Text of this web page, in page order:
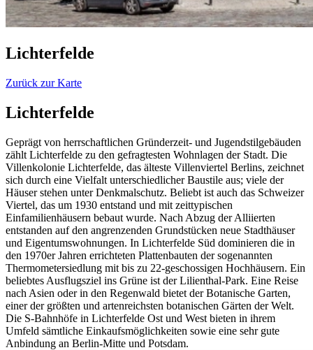
Lichterfelde
Zurück zur Karte
Lichterfelde
Geprägt von herrschaftlichen Gründerzeit- und Jugendstilgebäuden
zählt Lichterfelde zu den gefragtesten Wohnlagen der Stadt. Die
Villenkolonie Lichterfelde, das älteste Villenviertel Berlins, zeichnet
sich durch eine Vielfalt unterschiedlicher Baustile aus; viele der
Häuser stehen unter Denkmalschutz. Beliebt ist auch das Schweizer
Viertel, das um 1930 entstand und mit zeittypischen
Einfamilienhäusern bebaut wurde. Nach Abzug der Alliierten
entstanden auf den angrenzenden Grundstücken neue Stadthäuser
und Eigentumswohnungen. In Lichterfelde Süd dominieren die in
den 1970er Jahren errichteten Plattenbauten der sogenannten
Thermometersiedlung mit bis zu 22-geschossigen Hochhäusern. Ein
beliebtes Ausflugsziel ins Grüne ist der Lilienthal-Park. Eine Reise
nach Asien oder in den Regenwald bietet der Botanische Garten,
einer der größten und artenreichsten botanischen Gärten der Welt.
Die S-Bahnhöfe in Lichterfelde Ost und West bieten in ihrem
Umfeld sämtliche Einkaufsmöglichkeiten sowie eine sehr gute
Anbindung an Berlin-Mitte und Potsdam.